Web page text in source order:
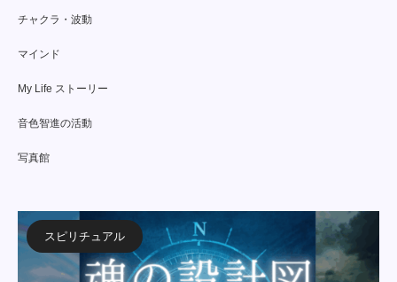
チャクラ・波動
マインド
My Life ストーリー
音色智進の活動
写真館
スピリチュアル